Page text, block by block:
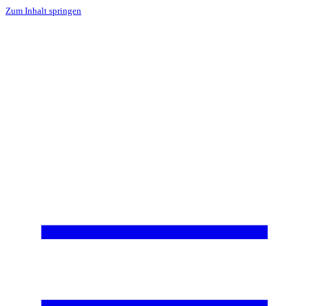
Zum Inhalt springen